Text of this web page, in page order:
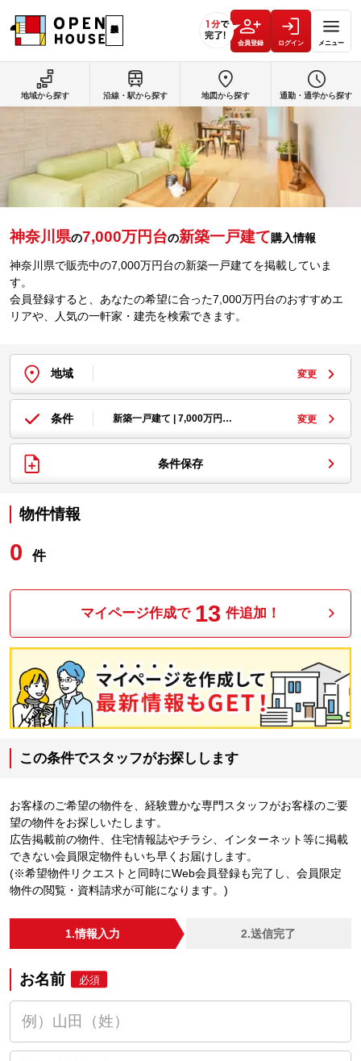
会員登録 ログイン メニュー
神奈川県の7,000万円台の新築一戸建て購入情報
神奈川県で販売中の7,000万円台の新築一戸建てを掲載していま
す。
会員登録すると、あなたの希望に合った7,000万円台のおすすめエ
リアや、人気の一軒家・建売を検索できます。
地域 変更
条件 新築一戸建て | 7,000万円… 変更
条件保存
物件情報
0 件
マイページ作成で 13 件追加！
この条件でスタッフがお探しします
お客様のご希望の物件を、経験豊かな専門スタッフがお客様のご要
望の物件をお探しいたします。
広告掲載前の物件、住宅情報誌やチラシ、インターネット等に掲載
できない会員限定物件もいち早くお届けします。
(※希望物件リクエストと同時にWeb会員登録も完了し、会員限定
物件の閲覧・資料請求が可能になります。)
1.情報入力 2.送信完了
お名前 必須
地域から探す 沿線・駅から探す 地図から探す 通勤・通学から探す